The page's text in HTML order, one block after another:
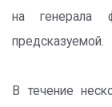
на генерала
предсказуемой.
В течение